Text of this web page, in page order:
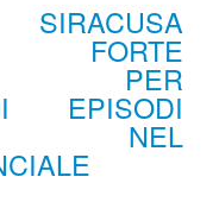
SIRACUSA
PER
EPISODI
NEL